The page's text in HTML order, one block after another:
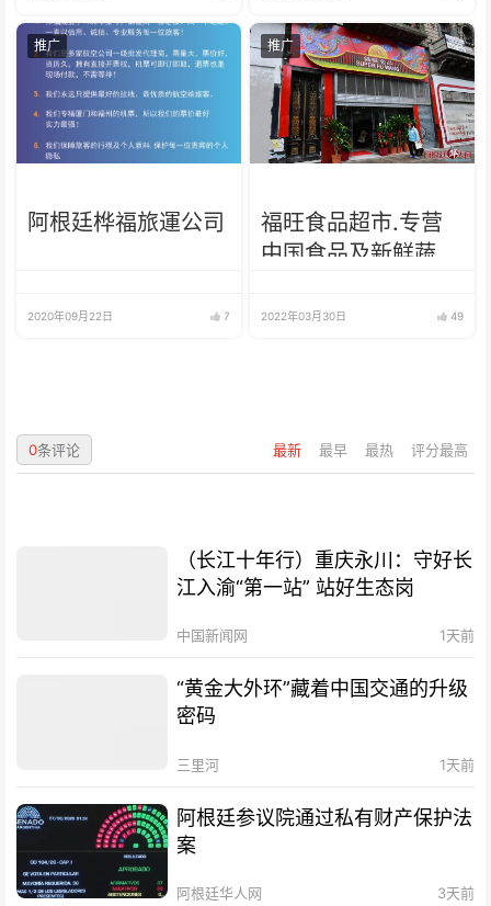
推广
阿根廷桦福旅運公司
2020年09月22日 7
推广
福旺食品超市.专营
中国食品及新鲜蔬
2022年03月30日 49
最新 最早 最热 评分最高
0条评论
（长江十年行）重庆永川：守好长
江入渝“第一站” 站好生态岗
中国新闻网 1天前
“黄金大外环”藏着中国交通的升级
密码
三里河 1天前
阿根廷参议院通过私有财产保护法
案
阿根廷华人网 3天前